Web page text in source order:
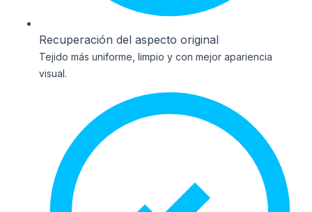
Recuperación del aspecto original
Tejido más uniforme, limpio y con mejor apariencia
visual.